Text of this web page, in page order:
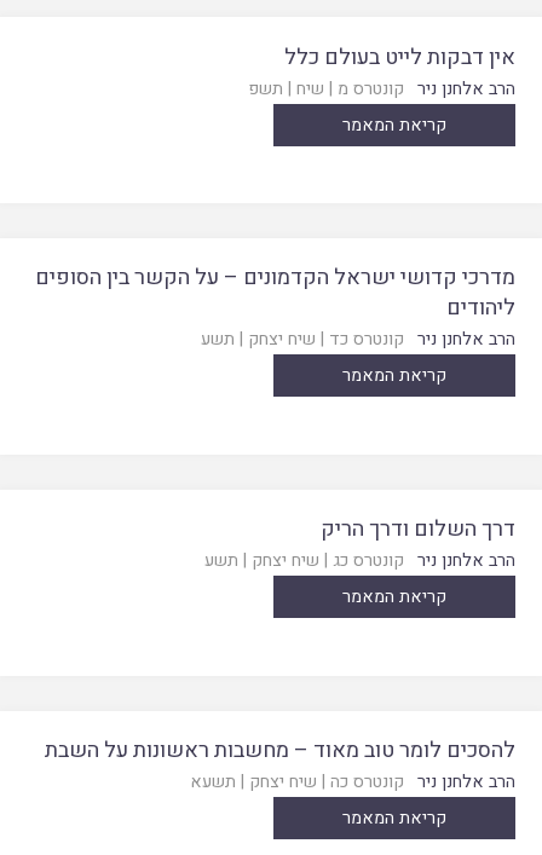
אין דבקות לייט בעולם כלל
הרב אלחנן ניר קונטרס מ | שיח | תשפ
קריאת המאמר
מדרכי קדושי ישראל הקדמונים – על הקשר בין הסופים
ליהודים
הרב אלחנן ניר קונטרס כד | שיח יצחק | תשע
קריאת המאמר
דרך השלום ודרך הריק
הרב אלחנן ניר קונטרס כג | שיח יצחק | תשע
קריאת המאמר
להסכים לומר טוב מאוד – מחשבות ראשונות על השבת
הרב אלחנן ניר קונטרס כה | שיח יצחק | תשעא
קריאת המאמר